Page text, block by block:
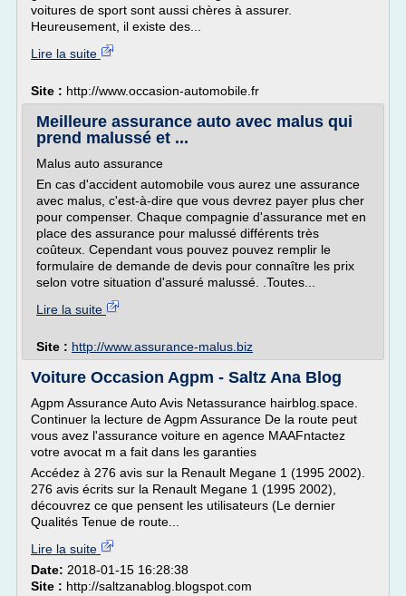
voitures de sport sont aussi chères à assurer.
Heureusement, il existe des...
Lire la suite
Site : http://www.occasion-automobile.fr
Meilleure assurance auto avec malus qui
prend malussé et ...
Malus auto assurance
En cas d'accident automobile vous aurez une assurance
avec malus, c'est-à-dire que vous devrez payer plus cher
pour compenser. Chaque compagnie d'assurance met en
place des assurance pour malussé différents très
coûteux. Cependant vous pouvez pouvez remplir le
formulaire de demande de devis pour connaître les prix
selon votre situation d'assuré malussé. .Toutes...
Lire la suite
Site : http://www.assurance-malus.biz
Voiture Occasion Agpm - Saltz Ana Blog
Agpm Assurance Auto Avis Netassurance hairblog.space.
Continuer la lecture de Agpm Assurance De la route peut
vous avez l'assurance voiture en agence MAAFntactez
votre avocat m a fait dans les garanties
Accédez à 276 avis sur la Renault Megane 1 (1995 2002).
276 avis écrits sur la Renault Megane 1 (1995 2002),
découvrez ce que pensent les utilisateurs (Le dernier
Qualités Tenue de route...
Lire la suite
Date: 2018-01-15 16:28:38
Site : http://saltzanablog.blogspot.com